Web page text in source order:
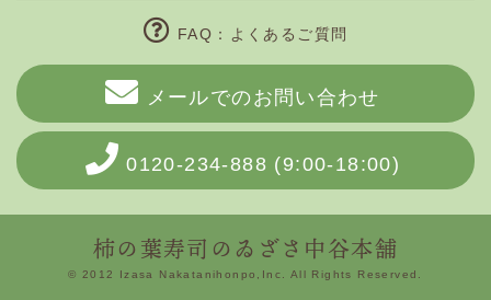
FAQ：よくあるご質問
メールでのお問い合わせ
0120-234-888 (9:00-18:00)
柿の葉寿司のゐざさ中谷本舗
© 2012 Izasa Nakatanihonpo,Inc. All Rights Reserved.